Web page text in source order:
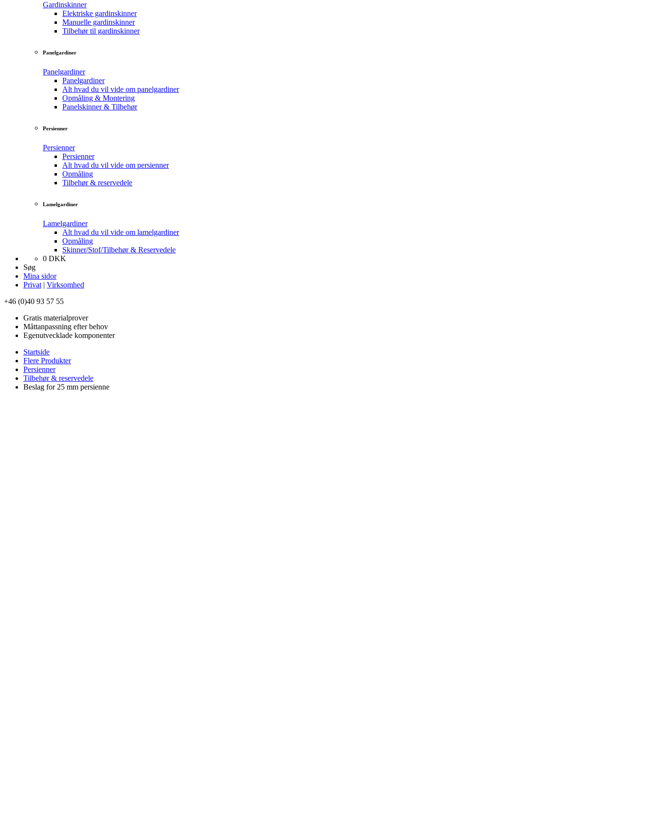
Gardinskinner
Elektriske gardinskinner
Manuelle gardinskinner
Tilbehør til gardinskinner
Panelgardiner
Panelgardiner
Panelgardiner
Alt hvad du vil vide om panelgardiner
Opmåling & Montering
Panelskinner & Tilbehør
Persienner
Persienner
Persienner
Alt hvad du vil vide om persienner
Opmåling
Tilbehør & reservedele
Lamelgardiner
Lamelgardiner
Alt hvad du vil vide om lamelgardiner
Opmåling
Skinner/Stof/Tilbehør & Reservedele
0 DKK
Søg
Mina sidor
Privat | Virksomhed
+46 (0)40 93 57 55
Gratis materialprover
Måttanpassning efter behov
Egenutvecklade komponenter
Startside
Flere Produkter
Persienner
Tilbehør & reservedele
Beslag for 25 mm persienne